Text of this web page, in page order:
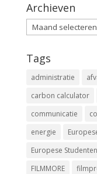
Archieven
Archieven
Tags
administratie
carbon calculator
communicatie
energie
Europese
FILMMORE